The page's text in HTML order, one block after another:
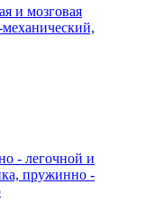
и мозговая